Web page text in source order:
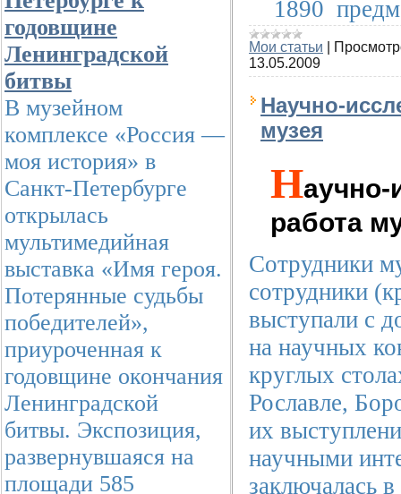
годовщине
Ленинградской
битвы
В музейном
комплексе «Россия —
моя история» в
Санкт-Петербурге
открылась
мультимедийная
выставка «Имя героя.
Потерянные судьбы
победителей»,
приуроченная к
годовщине окончания
Ленинградской
битвы. Экспозиция,
развернувшаяся на
площади 585
1890
Мои статьи
13.05.2009
Научно-
музея
Научно-
работа
Сотрудники
сотрудники
выступали с
на научных
круглых
Рославле,
их
научными
заключалась